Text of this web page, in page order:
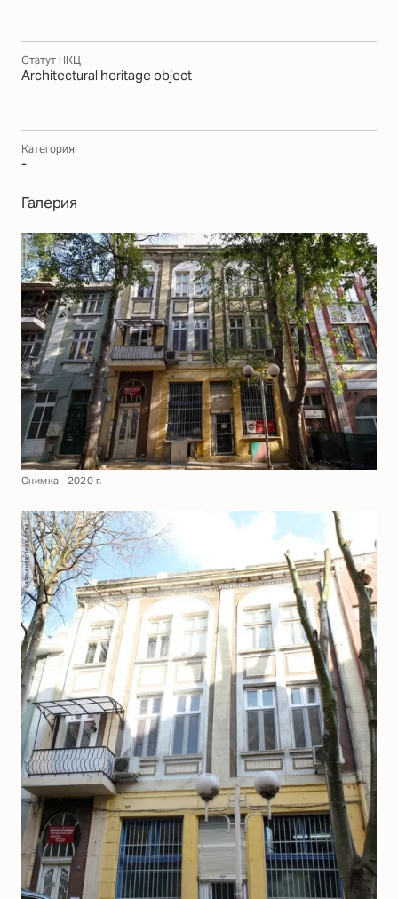
Статут НКЦ
Architectural heritage object
Категория
-
Галерия
Снимка - 2020 г.